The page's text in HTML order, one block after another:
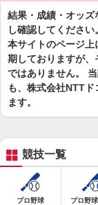
結果・成績・オッ
し確認してください。
本サイトのページ
期しておりますが
ではありません。
も、株式会社NTT
ます。
競技一覧
プロ野球 プロ野